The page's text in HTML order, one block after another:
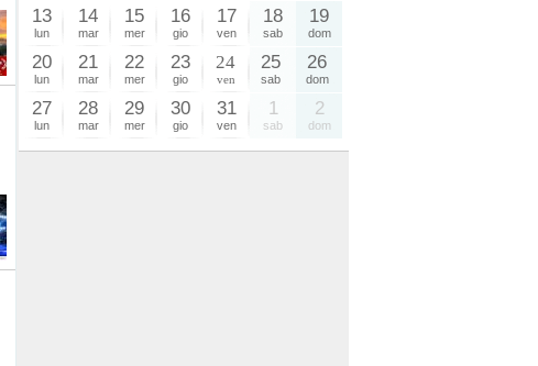
13
lun
14
mar
15
mer
16
gio
17
ven
18
sab
19
dom
20
lun
21
mar
22
mer
23
gio
24
ven
25
sab
26
dom
27
lun
28
mar
29
mer
30
gio
31
ven
1
sab
2
dom